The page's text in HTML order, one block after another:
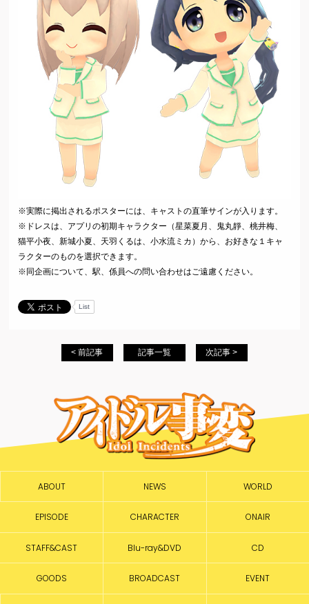
※実際に掲出されるポスターには、キャストの直筆サインが入ります。
※ドレスは、アプリの初期キャラクター（星菜夏月、鬼丸靜、桃井梅、
猫平小夜、新城小夏、天羽くるは、小水流ミカ）から、お好きな１キャ
ラクターのものを選択できます。
※同企画について、駅、係員への問い合わせはご遠慮ください。
List
< 前記事 記事一覧 次記事 >
ABOUT NEWS WORLD
EPISODE CHARACTER ONAIR
STAFF&CAST Blu-ray&DVD CD
GOODS BROADCAST EVENT